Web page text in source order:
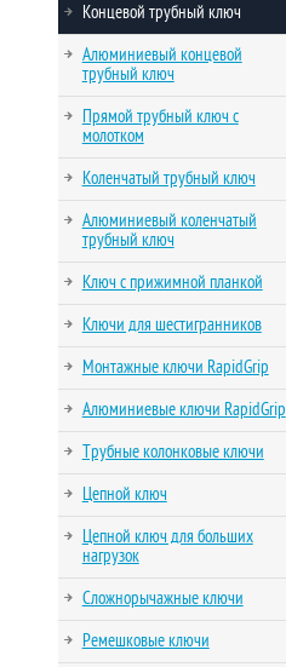
Концевой трубный ключ
Алюминиевый концевой
трубный ключ
Прямой трубный ключ с
молотком
Коленчатый трубный ключ
Алюминиевый коленчатый
трубный ключ
Ключ с прижимной планкой
Ключи для шестигранников
Монтажные ключи RapidGrip
Алюминиевые ключи RapidGrip
Трубные колонковые ключи
Цепной ключ
Цепной ключ для больших
нагрузок
Сложнорычажные ключи
Ремешковые ключи